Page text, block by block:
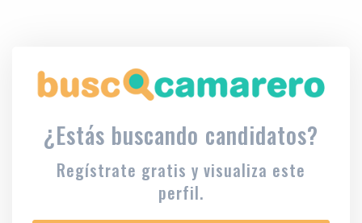
¿Estás buscando candidatos?
Regístrate gratis y visualiza este
perfil.